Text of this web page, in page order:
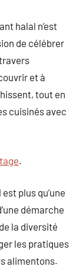
halal n’est
de célébrer
et à
tout en
cuisinés avec
.
plus qu’une
démarche
la diversité
les pratiques
alimentons.